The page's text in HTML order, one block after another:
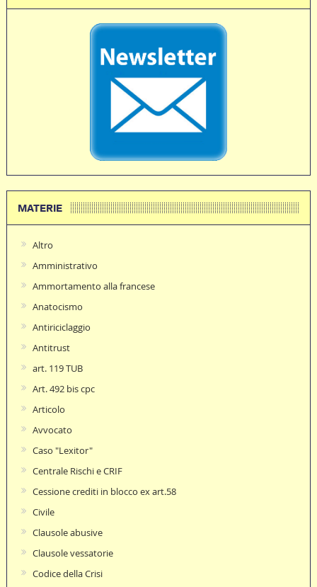
MATERIE
Altro
Amministrativo
Ammortamento alla francese
Anatocismo
Antiriciclaggio
Antitrust
art. 119 TUB
Art. 492 bis cpc
Articolo
Avvocato
Caso "Lexitor"
Centrale Rischi e CRIF
Cessione crediti in blocco ex art.58
Civile
Clausole abusive
Clausole vessatorie
Codice della Crisi